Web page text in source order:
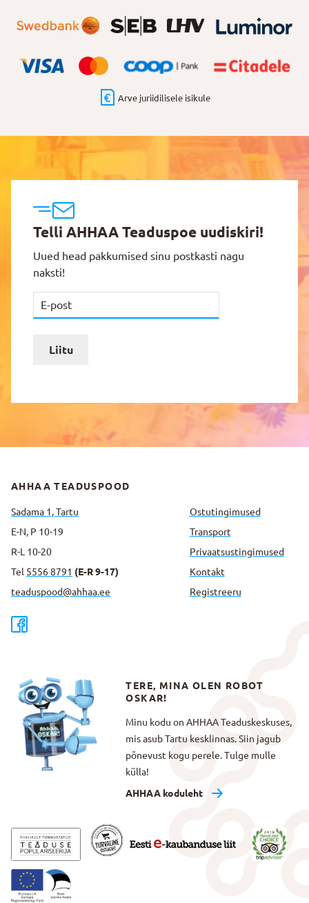
Arve juriidilisele isikule
Telli AHHAA Teaduspoe uudiskiri!
Uued head pakkumised sinu postkasti nagu
naksti!
Liitu
AHHAA TEADUSPOOD
Sadama 1, Tartu
E-N, P 10-19
R-L 10-20
Tel 5556 8791 (E-R 9-17)
teaduspood@ahhaa.ee
Ostutingimused
Transport
Privaatsus­tingimused
Kontakt
Registreeru
TERE, MINA OLEN ROBOT
OSKAR!
Minu kodu on AHHAA Teaduskeskuses,
mis asub Tartu kesklinnas. Siin jagub
põnevust kogu perele. Tulge mulle
külla!
AHHAA koduleht